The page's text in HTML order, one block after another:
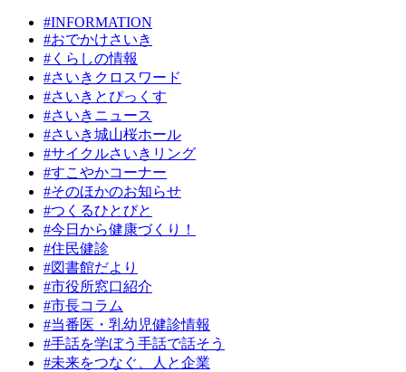
#INFORMATION
#おでかけさいき
#くらしの情報
#さいきクロスワード
#さいきとぴっくす
#さいきニュース
#さいき城山桜ホール
#サイクルさいきリング
#すこやかコーナー
#そのほかのお知らせ
#つくるひとびと
#今日から健康づくり！
#住民健診
#図書館だより
#市役所窓口紹介
#市長コラム
#当番医・乳幼児健診情報
#手話を学ぼう手話で話そう
#未来をつなぐ、人と企業